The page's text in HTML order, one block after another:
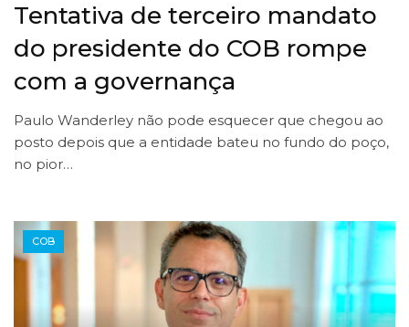
Tentativa de terceiro mandato
do presidente do COB rompe
com a governança
Paulo Wanderley não pode esquecer que chegou ao
posto depois que a entidade bateu no fundo do poço,
no pior…
COB